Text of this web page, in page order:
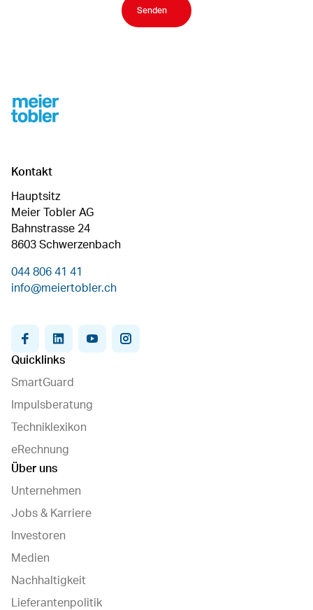
Senden
Footer
Kontakt
Hauptsitz
Meier Tobler AG
Bahnstrasse 24
8603 Schwerzenbach
044 806 41 41
info@meiertobler.ch
facebooklinkedin youtubeinstagram
Quicklinks
SmartGuard
Impulsberatung
Techniklexikon
eRechnung
Über uns
Unternehmen
Jobs & Karriere
Investoren
Medien
Nachhaltigkeit
Lieferantenpolitik